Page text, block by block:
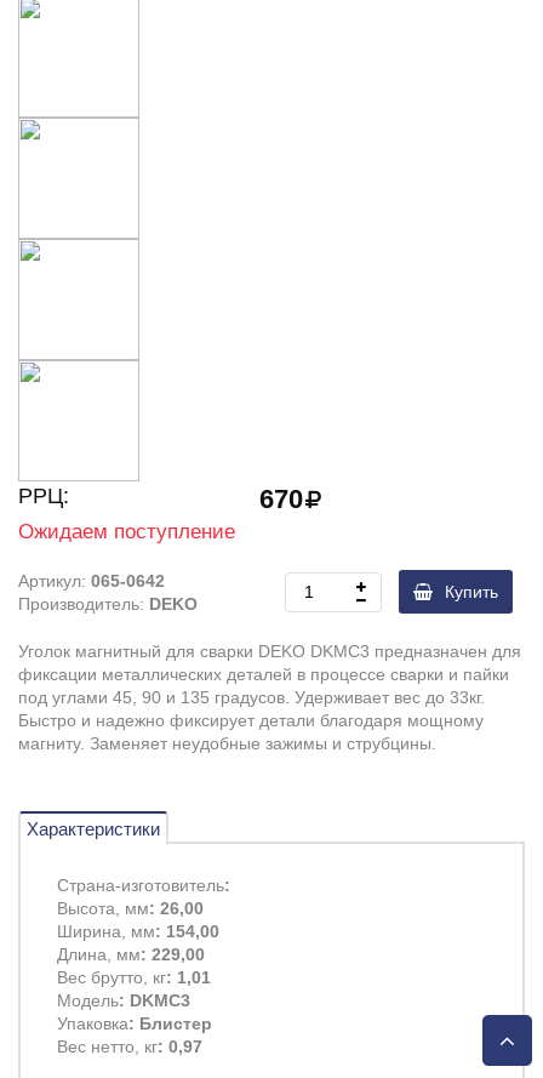
РРЦ: 670
Ожидаем поступление
Артикул: 065-0642
Производитель: DEKO
Купить
Уголок магнитный для сварки DEKO DKMC3 предназначен для
фиксации металлических деталей в процессе сварки и пайки
под углами 45, 90 и 135 градусов. Удерживает вес до 33кг.
Быстро и надежно фиксирует детали благодаря мощному
магниту. Заменяет неудобные зажимы и струбцины.
Характеристики
Страна-изготовитель:
Высота, мм: 26,00
Ширина, мм: 154,00
Длина, мм: 229,00
Вес брутто, кг: 1,01
Модель: DKMC3
Упаковка: Блистер
Вес нетто, кг: 0,97